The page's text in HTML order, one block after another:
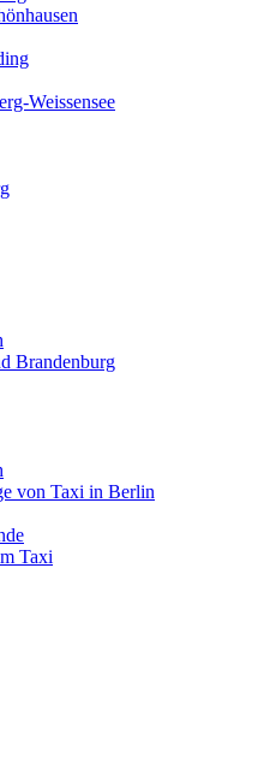
Weissensee
Brandenburg
von Taxi in Berlin
Taxi